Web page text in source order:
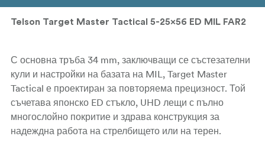
Telson Target Master Tactical 5-25x56 ED MIL FAR2
С основна тръба 34 mm, заключващи се състезателни
кули и настройки на базата на MIL, Target Master
Tactical е проектиран за повторяема прецизност. Той
съчетава японско ED стъкло, UHD лещи с пълно
многослойно покритие и здрава конструкция за
надеждна работа на стрелбището или на терен.